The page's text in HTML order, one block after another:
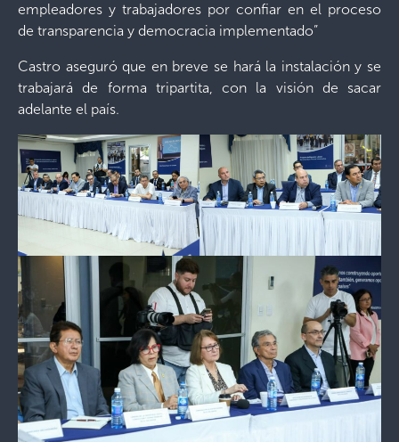
empleadores y trabajadores por confiar en el proceso
de transparencia y democracia implementado”
Castro aseguró que en breve se hará la instalación y se
trabajará de forma tripartita, con la visión de sacar
adelante el país.